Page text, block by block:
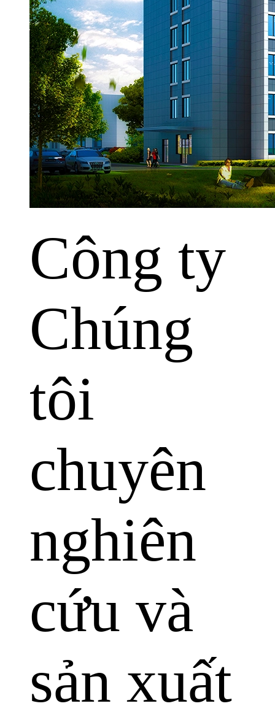
Công ty
Chúng
tôi
chuyên
nghiên
cứu và
sản xuất